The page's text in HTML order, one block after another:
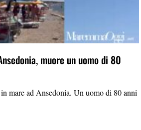
muore un uomo di 80
mare ad Ansedonia. Un uomo di 80 anni